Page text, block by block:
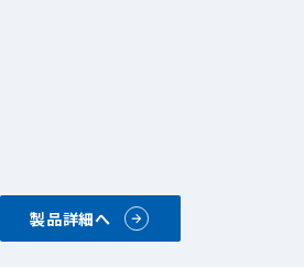
製品詳細へ